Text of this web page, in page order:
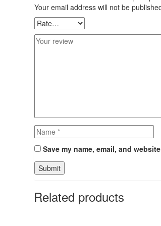
Your email address will not be
Save my name, email, and
Related products